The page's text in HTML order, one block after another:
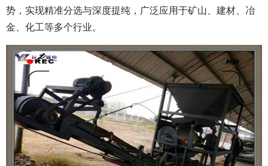
势，实现精准分选与深度提纯，广泛应用于矿山、建材、冶
金、化工等多个行业。